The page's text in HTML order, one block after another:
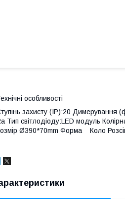
особливості
захисту (IP):20 Димерування
Тип світлодіоду:LED модуль
Ø390*70mm Форма Коло